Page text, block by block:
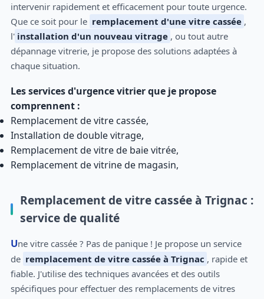
intervenir rapidement et efficacement pour toute urgence.
Que ce soit pour le remplacement d'une vitre cassée ,
l' installation d'un nouveau vitrage , ou tout autre
dépannage vitrerie, je propose des solutions adaptées à
chaque situation.
Les services d'urgence vitrier que je propose
comprennent :
Remplacement de vitre cassée,
Installation de double vitrage,
Remplacement de vitre de baie vitrée,
Remplacement de vitrine de magasin,
Remplacement de vitre cassée à Trignac :
service de qualité
Une vitre cassée ? Pas de panique ! Je propose un service
de remplacement de vitre cassée à Trignac , rapide et
fiable. J'utilise des techniques avancées et des outils
spécifiques pour effectuer des remplacements de vitres